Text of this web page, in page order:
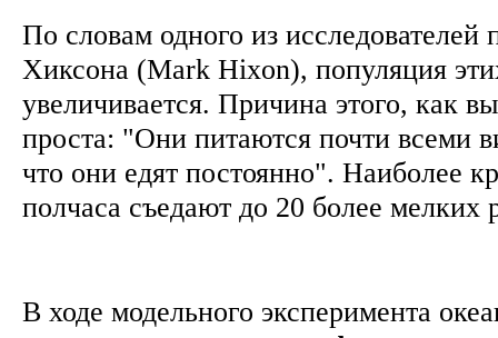
По словам одного из исследователей
Хиксона (Mark Hixon), популяция
увеличивается. Причина этого, как
проста: "Они питаются почти всеми
что они едят постоянно". Наиболее
полчаса съедают до 20 более
В ходе модельного эксперимента